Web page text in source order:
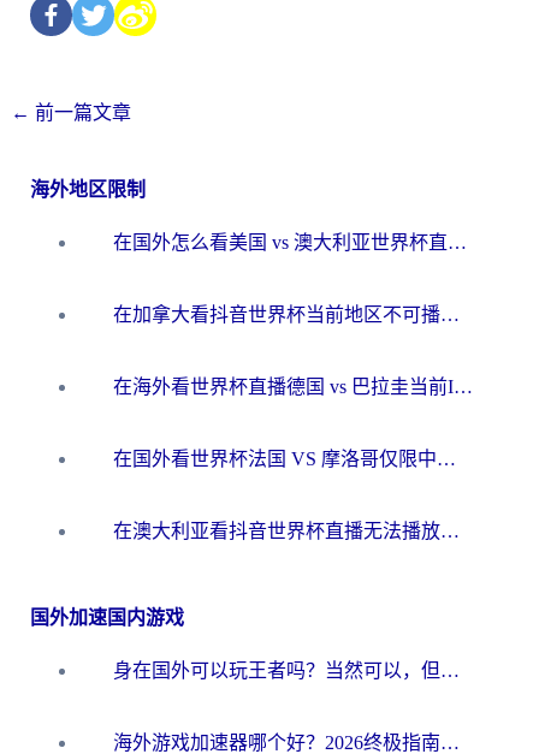
← 前一篇文章
海外地区限制
在国外怎么看美国 vs 澳大利亚世界杯直播？海外党必藏的中文解说观赛指南
在加拿大看抖音世界杯当前地区不可播放？海外党体育观赛终极指南
在海外看世界杯直播德国 vs 巴拉圭当前IP受限制？这篇指南帮你轻松解决地区限制
在国外看世界杯法国 VS 摩洛哥仅限中国大陆？别让地域限制拦下你的欢呼
在澳大利亚看抖音世界杯直播无法播放？海外党体育观赛终极指南来了！
国外加速国内游戏
身在国外可以玩王者吗？当然可以，但你需要这份“加速”指南
海外游戏加速器哪个好？2026终极指南帮你畅玩国服+解决卡顿难题